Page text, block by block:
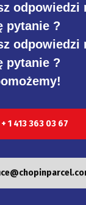
odpowiedzi
pytanie ?
odpowiedzi
pytanie ?
+ 1 413 363 03 67